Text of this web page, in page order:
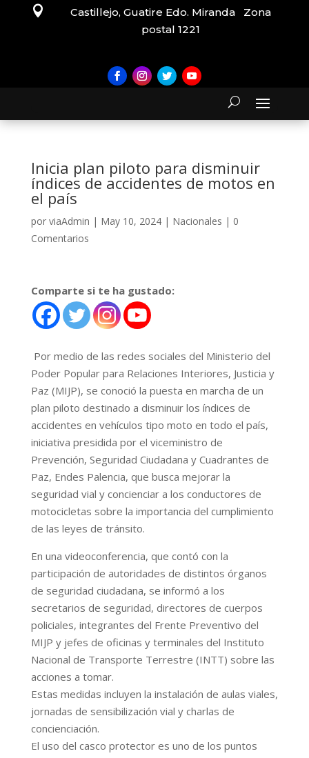

Castillejo, Guatire Edo. Miranda Zona
postal 1221
Inicia plan piloto para disminuir
índices de accidentes de motos en
el país
por viaAdmin | May 10, 2024| Nacionales | 0
Comentarios
Comparte si te ha gustado:
Por medio de las redes sociales del Ministerio del
Poder Popular para Relaciones Interiores, Justicia y
Paz (MIJP), se conoció la puesta en marcha de un
plan piloto destinado a disminuir los índices de
accidentes en vehículos tipo moto en todo el país,
iniciativa presidida por el viceministro de
Prevención, Seguridad Ciudadana y Cuadrantes de
Paz, Endes Palencia, que busca mejorar la
seguridad vial y concienciar a los conductores de
motocicletas sobre la importancia del cumplimiento
de las leyes de tránsito.
En una videoconferencia, que contó con la
participación de autoridades de distintos órganos
de seguridad ciudadana, se informó a los
secretarios de seguridad, directores de cuerpos
policiales, integrantes del Frente Preventivo del
MIJP y jefes de oficinas y terminales del Instituto
Nacional de Transporte Terrestre (INTT) sobre las
acciones a tomar.
Estas medidas incluyen la instalación de aulas viales,
jornadas de sensibilización vial y charlas de
concienciación.
El uso del casco protector es uno de los puntos